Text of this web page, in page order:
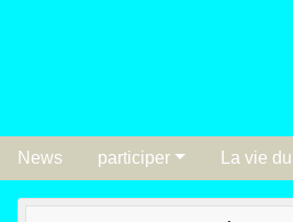
News participer La vie